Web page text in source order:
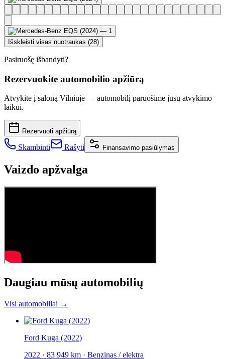
Išskleisti visas nuotraukas (28)
Pasiruošę išbandyti?
Rezervuokite automobilio apžiūrą
Atvykite į saloną Vilniuje — automobilį paruošime jūsų atvykimo
laikui.
Rezervuoti apžiūrą
Skambinti Rašyti Finansavimo pasiūlymas
Vaizdo apžvalga
Daugiau mūsų automobilių
Visi automobiliai →
Ford Kuga (2022)
2022 · 83 949 km · Benzinas / elektra